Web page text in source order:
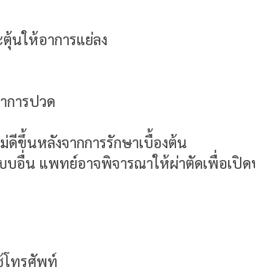
นให้อาการแย่ลง
การปวด
ดีขึ้นหลังจากการรักษาเบื้องต้น
บอื่น แพทย์อาจพิจารณาให้ผ่าตัดเพื่อเปิ
โทรศัพท์